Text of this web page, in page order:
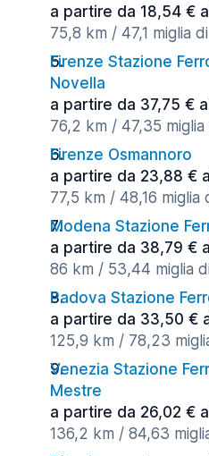
a partire da 18,54 €
75,8 km / 47,1 miglia
Firenze Stazione
Novella
a partire da 37,75 €
76,2 km / 47,35 miglia
Firenze Osmannoro
a partire da 23,88 €
77,5 km / 48,16 miglia
Modena Stazione
a partire da 38,79 €
86 km / 53,44 miglia
Padova Stazione
a partire da 33,50 €
125,9 km / 78,23
Venezia Stazione
Mestre
a partire da 26,02 €
136,2 km / 84,63